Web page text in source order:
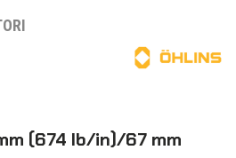
(674 lb/in)/67 mm